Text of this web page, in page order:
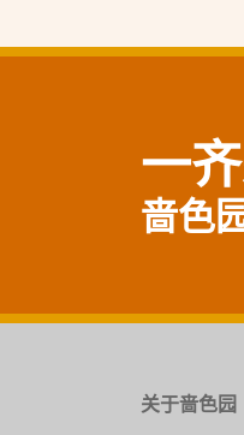
一
啬色
关于啬色园